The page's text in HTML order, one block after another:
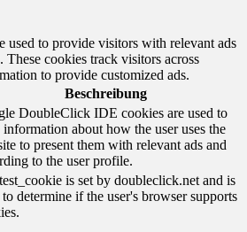
used to provide visitors with relevant ads
These cookies track visitors across
to provide customized ads.
Beschreibung
DoubleClick IDE cookies are used to
information about how the user uses the
to present them with relevant ads and
to the user profile.
is set by doubleclick.net and is
to determine if the user's browser supports